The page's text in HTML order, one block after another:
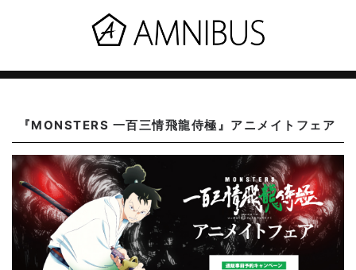
『MONSTERS 一百三情飛龍侍極』アニメイトフェア